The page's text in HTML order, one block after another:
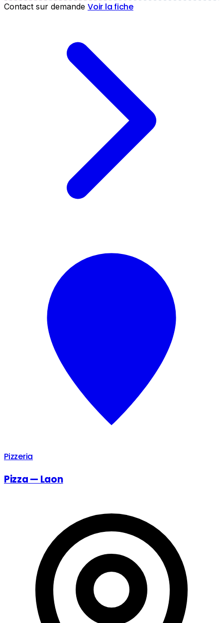
Contact sur demande Voir la fiche
Pizzeria
Pizza — Laon